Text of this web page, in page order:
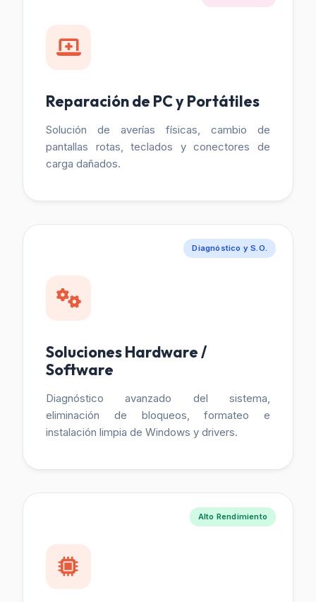
Reparación de PC y Portátiles
Solución de averías físicas, cambio de
pantallas rotas, teclados y conectores de
carga dañados.
Diagnóstico y S.O.
Soluciones Hardware /
Software
Diagnóstico avanzado del sistema,
eliminación de bloqueos, formateo e
instalación limpia de Windows y drivers.
Alto Rendimiento